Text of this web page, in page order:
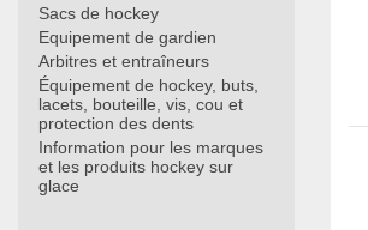
Sacs de hockey
Equipement de gardien
Arbitres et entraîneurs
Équipement de hockey, buts,
lacets, bouteille, vis, cou et
protection des dents
Information pour les marques
et les produits hockey sur
glace